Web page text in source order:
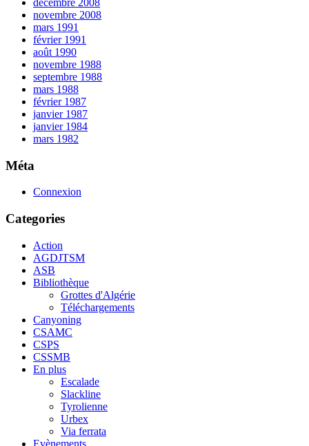
novembre 2008
mars 1991
février 1991
août 1990
novembre 1988
septembre 1988
mars 1988
février 1987
janvier 1987
janvier 1984
mars 1982
Méta
Connexion
Categories
Action
AGDJTSM
ASB
Bibliothèque
Grottes d'Algérie
Téléchargements
Canyoning
CSAMC
CSPS
CSSMB
En plus
Escalade
Slackline
Tyrolienne
Urbex
Via ferrata
Evènements